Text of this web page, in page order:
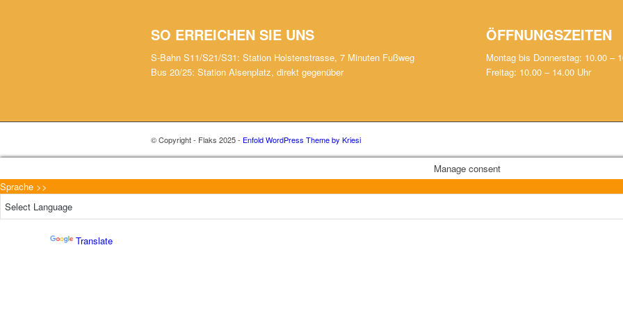
SO ERREICHEN SIE UNS
S-Bahn S11/S21/S31: Station Holstenstrasse, 7 Minuten Fußweg
Bus 20/25: Station Alsenplatz, direkt gegenüber
ÖFFNUNGSZEITEN
Montag bis Donnerstag: 10.00 –
Freitag: 10.00 – 14.00 Uhr
© Copyright - Flaks 2025 - Enfold WordPress Theme by Kriesi
Manage consent
Sprache >>
Translate